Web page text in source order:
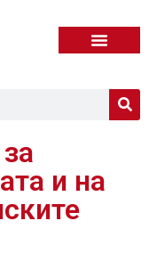
и на